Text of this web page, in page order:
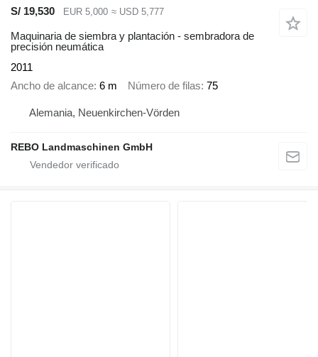
S/ 19,530
EUR 5,000 ≈ USD 5,777
Maquinaria de siembra y plantación - sembradora de
precisión neumática
2011
Ancho de alcance 6 m Número de filas 75
Alemania, Neuenkirchen-Vörden
REBO Landmaschinen GmbH